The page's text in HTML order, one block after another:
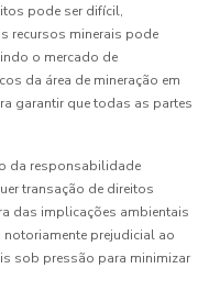
pode ser difícil,
recursos minerais pode
o mercado de
da área de mineração em
garantir que todas as partes
da responsabilidade
transação de direitos
das implicações ambientais
notoriamente prejudicial ao
sob pressão para minimizar